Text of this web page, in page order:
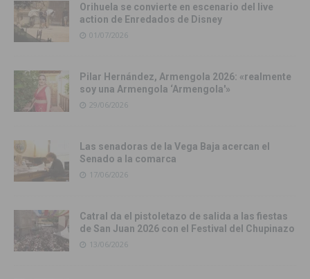
Orihuela se convierte en escenario del live
action de Enredados de Disney
01/07/2026
Pilar Hernández, Armengola 2026: «realmente
soy una Armengola ‘Armengola'»
29/06/2026
Las senadoras de la Vega Baja acercan el
Senado a la comarca
17/06/2026
Catral da el pistoletazo de salida a las fiestas
de San Juan 2026 con el Festival del Chupinazo
13/06/2026